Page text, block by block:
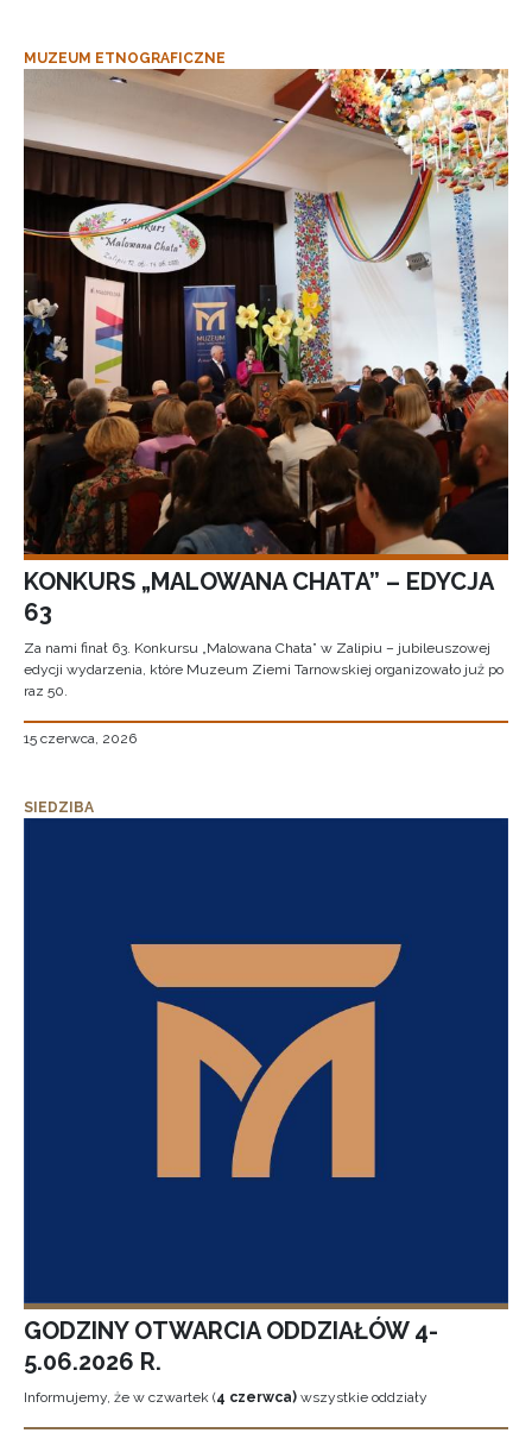
MUZEUM ETNOGRAFICZNE
KONKURS „MALOWANA CHATA” – EDYCJA
63
Za nami finał 63. Konkursu „Malowana Chata” w Zalipiu – jubileuszowej
edycji wydarzenia, które Muzeum Ziemi Tarnowskiej organizowało już po
raz 50.
15 czerwca, 2026
SIEDZIBA
GODZINY OTWARCIA ODDZIAŁÓW 4-
5.06.2026 R.
Informujemy, że w czwartek (4 czerwca) wszystkie oddziały